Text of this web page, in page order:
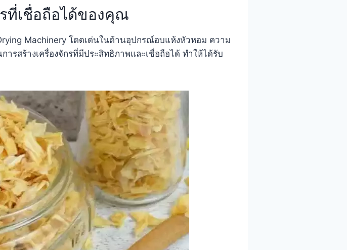
ที่เชื่อถือได้ของคุณ
Machinery โดดเด่นในด้านอุปกรณ์อบแห้งหัวหอม ความ
รสร้างเครื่องจักรที่มีประสิทธิภาพและเชื่อถือได้ ทำให้ได้รับ